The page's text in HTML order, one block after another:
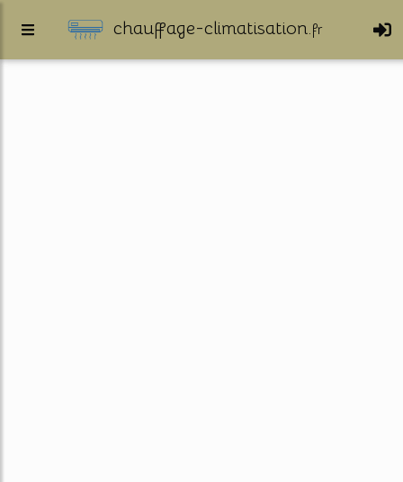
chauffage-climatisation.fr